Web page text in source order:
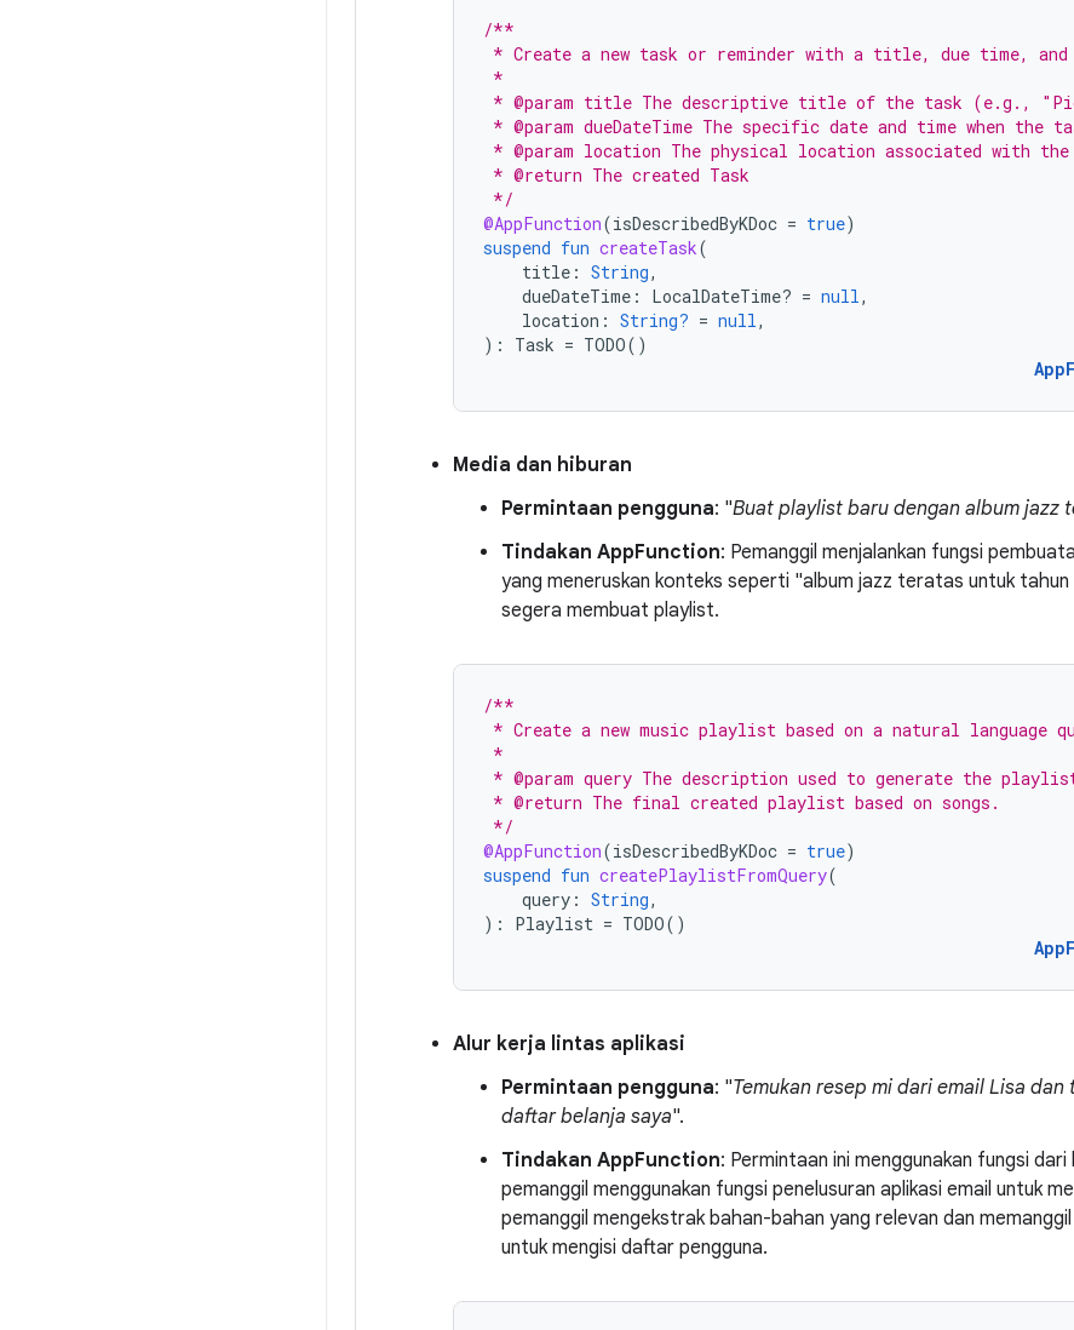
/**
* Create a new task or reminder with a title, due time,
*
* @param title The descriptive title of the task (e.g.,
* @param dueDateTime The specific date and time when the
* @param location The physical location associated with
* @return The created Task
*/
@AppFunction(isDescribedByKDoc = true)
suspend fun createTask(
title : String,
dueDateTime : LocalDateTime? = null,
location : String? = null,
):
Task = TODO()
Media dan hiburan
Permintaan pengguna: "Buat playlist baru dengan album jazz
Tindakan AppFunction: Pemanggil menjalankan fungsi
yang meneruskan konteks seperti "album jazz teratas untuk
segera membuat playlist.
/**
* Create a new music playlist based on a natural language
*
* @param query The description used to generate the
* @return The final created playlist based on songs.
*/
@AppFunction(isDescribedByKDoc = true)
suspend fun createPlaylistFromQuery(
query : String,
):
Playlist = TODO()
Alur kerja lintas aplikasi
Permintaan pengguna: "Temukan resep mi dari email Lisa
daftar belanja saya".
Tindakan AppFunction: Permintaan ini menggunakan fungsi
pemanggil menggunakan fungsi penelusuran aplikasi email untuk
pemanggil mengekstrak bahan-bahan yang relevan dan
untuk mengisi daftar pengguna.